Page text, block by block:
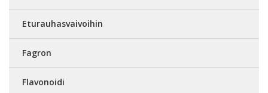
Eturauhasvaivoihin
Fagron
Flavonoidi